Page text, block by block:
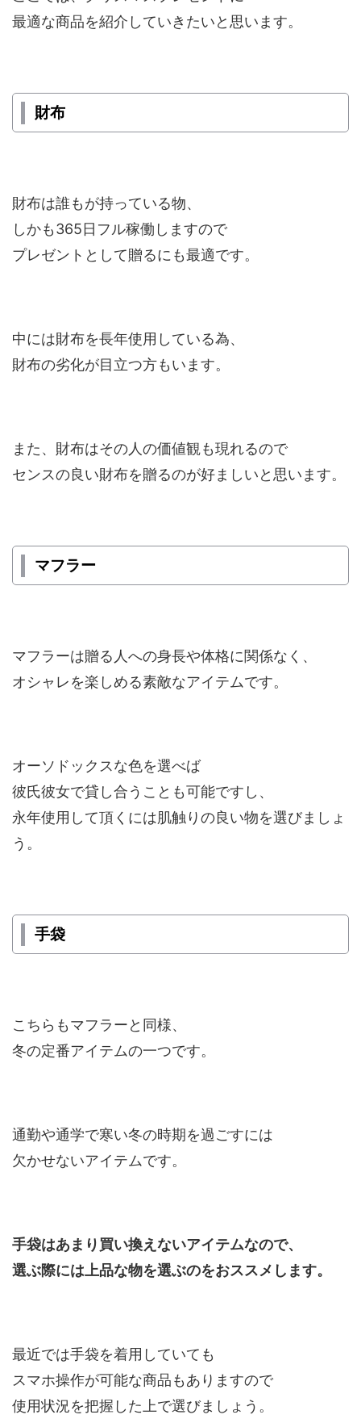
最適な商品を紹介していきたいと思います。
財布
財布は誰もが持っている物、
しかも365日フル稼働しますので
プレゼントとして贈るにも最適です。
中には財布を長年使用している為、
財布の劣化が目立つ方もいます。
また、財布はその人の価値観も現れるので
センスの良い財布を贈るのが好ましいと思います。
マフラー
マフラーは贈る人への身長や体格に関係なく、
オシャレを楽しめる素敵なアイテムです。
オーソドックスな色を選べば
彼氏彼女で貸し合うことも可能ですし、
永年使用して頂くには肌触りの良い物を選びましょ
う。
手袋
こちらもマフラーと同様、
冬の定番アイテムの一つです。
通勤や通学で寒い冬の時期を過ごすには
欠かせないアイテムです。
手袋はあまり買い換えないアイテムなので、
選ぶ際には上品な物を選ぶのをおススメします。
最近では手袋を着用していても
スマホ操作が可能な商品もありますので
使用状況を把握した上で選びましょう。